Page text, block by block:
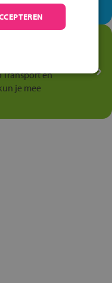
Logistiek
en
je mee